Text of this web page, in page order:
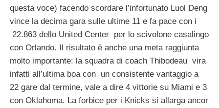
questa voce) facendo scordare l’infortunato Luol Deng
vince la decima gara sulle ultime 11 e fa pace con i
22.863 dello United Center per lo scivolone casalingo
con Orlando. Il risultato è anche una meta raggiunta
molto importante: la squadra di coach Thibodeau vira
infatti all’ultima boa con un consistente vantaggio a
22 gare dal termine, vale a dire 4 vittorie su Miami e 3
con Oklahoma. La forbice per i Knicks si allarga ancor